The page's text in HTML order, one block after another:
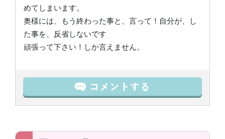
めてしまいます。
奥様には、もう終わった事と、言って！自分が、し
た事を、反省しないです
頑張って下さい！しか言えません。